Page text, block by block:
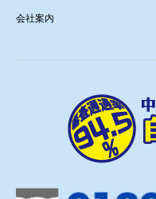
会社案内